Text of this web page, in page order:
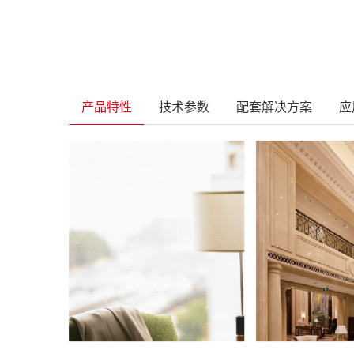
产品特性 技术参数 配套解决方案